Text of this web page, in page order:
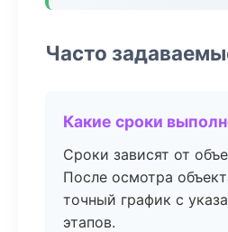
Часто
Какие сроки
Сроки зависят от
После осмотра
точный график с
этапов.